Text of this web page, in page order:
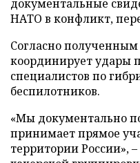
документальные
НАТО в конфликт,
Согласно
координирует удары
специалистов по
беспилотников.
«Мы документально
принимает прямое
территории России»,